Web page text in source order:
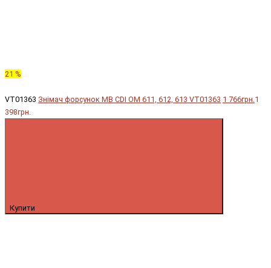
21 %
VT01363 Знімач форсунок MB CDI OM 611, 612, 613 VT01363 1 766грн.1
398грн.
Купити